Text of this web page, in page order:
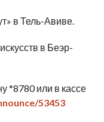
в Тель-Авиве.
в Беэр-
*8780 или в кассе
53453